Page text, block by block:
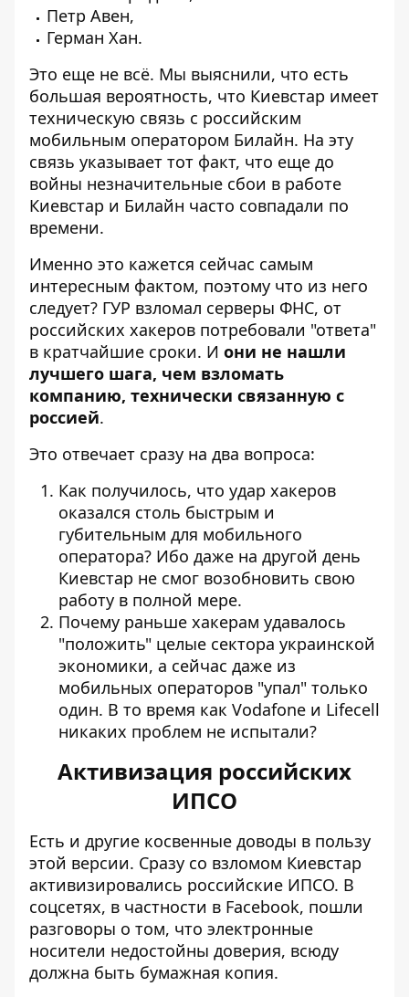
Петр Авен,
Герман Хан.
Это еще не всё. Мы выяснили, что есть
большая вероятность, что Киевстар имеет
техническую связь с российским
мобильным оператором Билайн. На эту
связь указывает тот факт, что еще до
войны незначительные сбои в работе
Киевстар и Билайн часто совпадали по
времени.
Именно это кажется сейчас самым
интересным фактом, поэтому что из него
следует? ГУР взломал серверы ФНС, от
российских хакеров потребовали "ответа"
в кратчайшие сроки. И они не нашли
лучшего шага, чем взломать
компанию, технически связанную с
россией.
Это отвечает сразу на два вопроса:
Как получилось, что удар хакеров
оказался столь быстрым и
губительным для мобильного
оператора? Ибо даже на другой день
Киевстар не смог возобновить свою
работу в полной мере.
Почему раньше хакерам удавалось
"положить" целые сектора украинской
экономики, а сейчас даже из
мобильных операторов "упал" только
один. В то время как Vodafone и Lifecell
никаких проблем не испытали?
Активизация российских
ИПСО
Есть и другие косвенные доводы в пользу
этой версии. Сразу со взломом Киевстар
активизировались российские ИПСО. В
соцсетях, в частности в Facebook, пошли
разговоры о том, что электронные
носители недостойны доверия, всюду
должна быть бумажная копия.